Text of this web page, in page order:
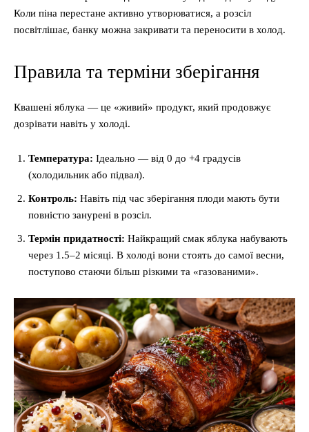
Коли піна перестане активно утворюватися, а розсіл
посвітлішає, банку можна закривати та переносити в холод.
Правила та терміни зберігання
Квашені яблука — це «живий» продукт, який продовжує
дозрівати навіть у холоді.
Температура: Ідеально — від 0 до +4 градусів
(холодильник або підвал).
Контроль: Навіть під час зберігання плоди мають бути
повністю занурені в розсіл.
Термін придатності: Найкращий смак яблука набувають
через 1.5–2 місяці. В холоді вони стоять до самої весни,
поступово стаючи більш різкими та «газованими».